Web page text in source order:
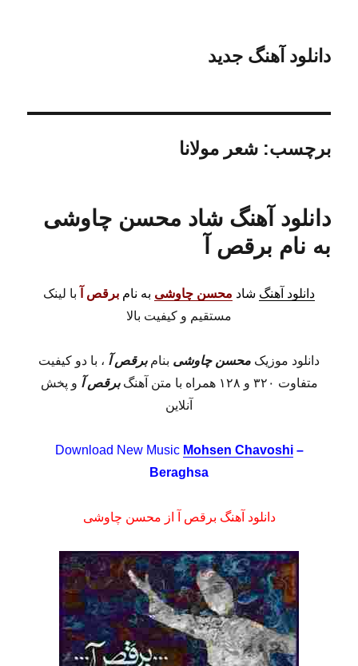
دانلود آهنگ جدید
برچسب:شعر مولانا
دانلود آهنگ شاد محسن چاوشی
به نام برقص آ
دانلود آهنگ شاد محسن چاوشی به نام برقص آ
با لینک
مستقیم و کیفیت بالا
دانلود موزیک محسن چاوشی بنامبرقص آ ، با دو کیفیت
متفاوت ۳۲۰ و ۱۲۸ همراه با متن آهنگ
برقص آ و پخش
آنلاین
Download New Music Mohsen Chavoshi–
Beraghsa
دانلود آهنگ برقص آ از محسن چاوشی